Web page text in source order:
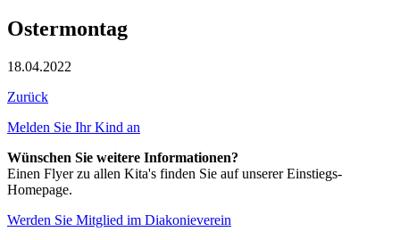
Ostermontag
18.04.2022
Zurück
Melden Sie Ihr Kind an
Wünschen Sie weitere Informationen?
Einen Flyer zu allen Kita's finden Sie auf unserer Einstiegs-
Homepage.
Werden Sie Mitglied im Diakonieverein